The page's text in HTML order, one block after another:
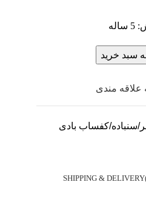
سبد خرید
علاقه مندی
سنباده/کفساب بادی
SHIPPING & DELIVERY